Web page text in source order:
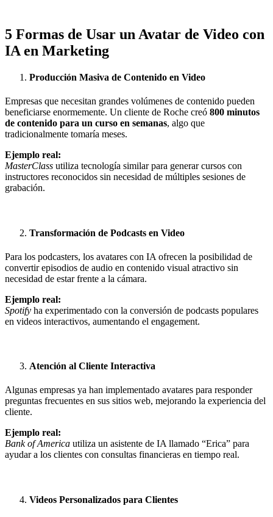
5 Formas de Usar un Avatar de Video con
IA en Marketing
Producción Masiva de Contenido en Video
Empresas que necesitan grandes volúmenes de contenido pueden
beneficiarse enormemente. Un cliente de Roche creó 800 minutos
de contenido para un curso en semanas, algo que
tradicionalmente tomaría meses.
Ejemplo real:
MasterClass utiliza tecnología similar para generar cursos con
instructores reconocidos sin necesidad de múltiples sesiones de
grabación.
Transformación de Podcasts en Video
Para los podcasters, los avatares con IA ofrecen la posibilidad de
convertir episodios de audio en contenido visual atractivo sin
necesidad de estar frente a la cámara.
Ejemplo real:
Spotify ha experimentado con la conversión de podcasts populares
en videos interactivos, aumentando el engagement.
Atención al Cliente Interactiva
Algunas empresas ya han implementado avatares para responder
preguntas frecuentes en sus sitios web, mejorando la experiencia del
cliente.
Ejemplo real:
Bank of America utiliza un asistente de IA llamado “Erica” para
ayudar a los clientes con consultas financieras en tiempo real.
Videos Personalizados para Clientes